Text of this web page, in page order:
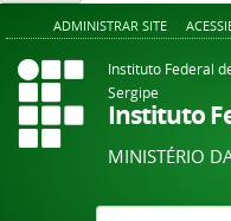
ADMINISTRAR SITE
Instituto Federal
Sergipe
Instituto
MINISTÉRIO